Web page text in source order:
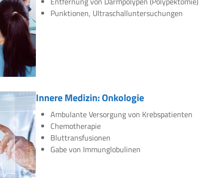
Punktionen, Ultraschalluntersuchungen
Innere Medizin: Onkologie
Ambulante Versorgung von Krebspatienten
Chemotherapie
Bluttransfusionen
Gabe von Immunglobulinen